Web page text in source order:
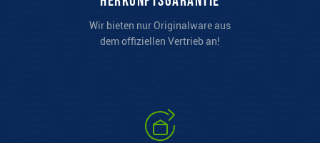
Wir bieten nur Originalware aus
dem offiziellen Vertrieb an!